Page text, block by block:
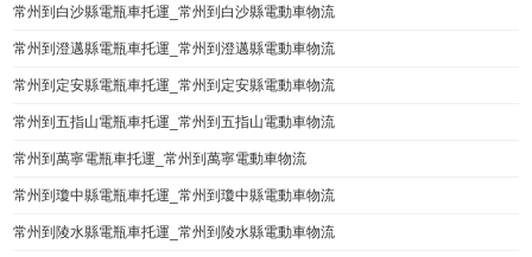
常州到白沙縣電瓶車托運_常州到白沙縣電動車物流
常州到澄邁縣電瓶車托運_常州到澄邁縣電動車物流
常州到定安縣電瓶車托運_常州到定安縣電動車物流
常州到五指山電瓶車托運_常州到五指山電動車物流
常州到萬寧電瓶車托運_常州到萬寧電動車物流
常州到瓊中縣電瓶車托運_常州到瓊中縣電動車物流
常州到陵水縣電瓶車托運_常州到陵水縣電動車物流